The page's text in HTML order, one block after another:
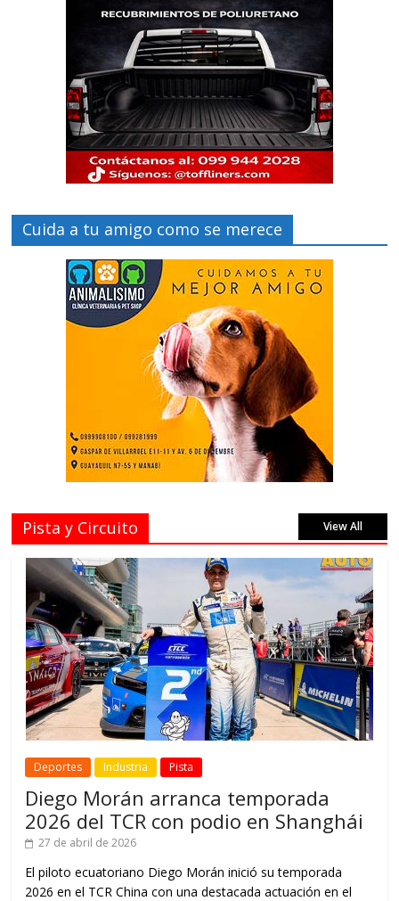
Cuida a tu amigo como se merece
Pista y Circuito View All
Deportes Industria Pista
Diego Morán arranca temporada
2026 del TCR con podio en Shanghái
27 de abril de 2026
El piloto ecuatoriano Diego Morán inició su temporada
2026 en el TCR China con una destacada actuación en el